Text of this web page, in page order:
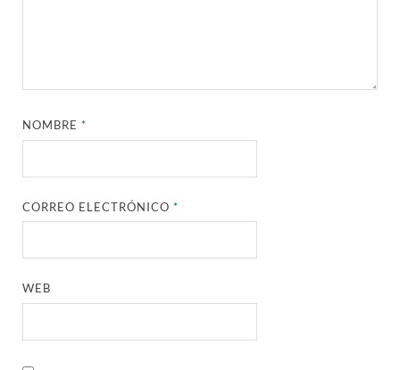
NOMBRE*
CORREO ELECTRÓNICO*
WEB